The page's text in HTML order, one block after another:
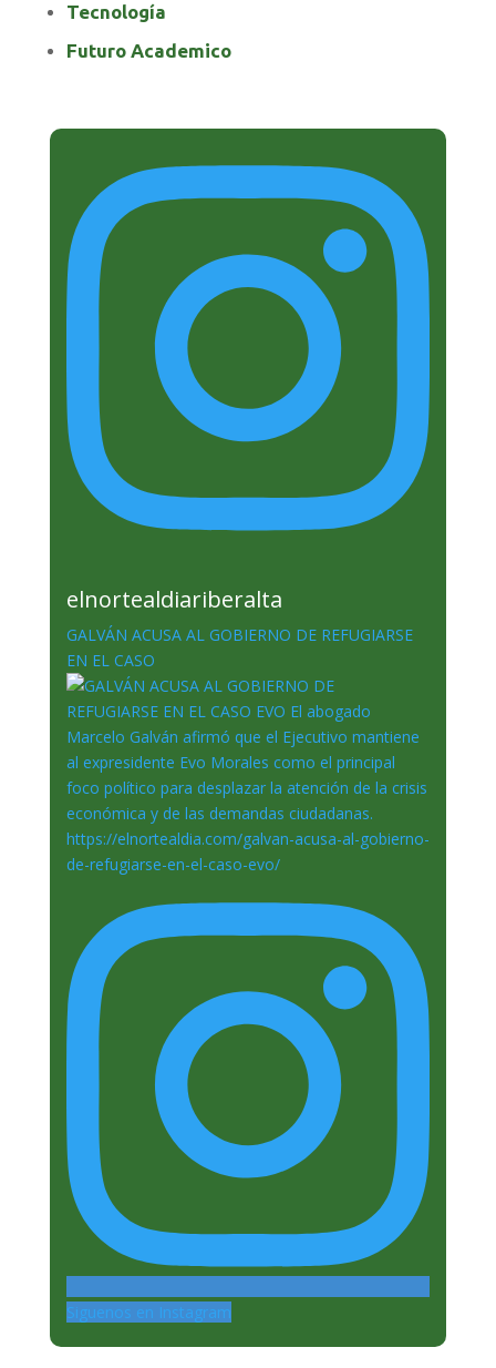
Tecnología
Futuro Academico
elnortealdiariberalta
GALVÁN ACUSA AL GOBIERNO DE REFUGIARSE
EN EL CASO
Siguenos en Instagram